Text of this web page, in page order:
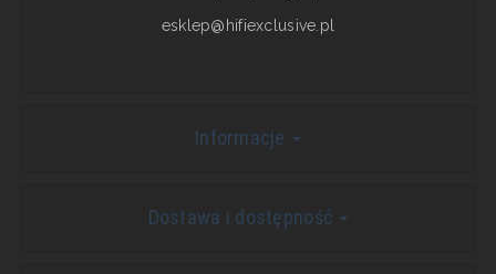
esklep@hifiexclusive.pl
Informacje
Dostawa i dostępność